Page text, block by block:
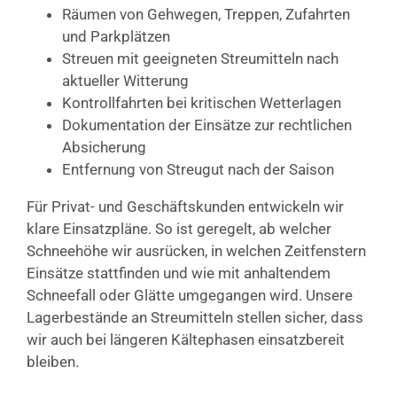
Räumen von Gehwegen, Treppen, Zufahrten
und Parkplätzen
Streuen mit geeigneten Streumitteln nach
aktueller Witterung
Kontrollfahrten bei kritischen Wetterlagen
Dokumentation der Einsätze zur rechtlichen
Absicherung
Entfernung von Streugut nach der Saison
Für Privat- und Geschäftskunden entwickeln wir
klare Einsatzpläne. So ist geregelt, ab welcher
Schneehöhe wir ausrücken, in welchen Zeitfenstern
Einsätze stattfinden und wie mit anhaltendem
Schneefall oder Glätte umgegangen wird. Unsere
Lagerbestände an Streumitteln stellen sicher, dass
wir auch bei längeren Kältephasen einsatzbereit
bleiben.